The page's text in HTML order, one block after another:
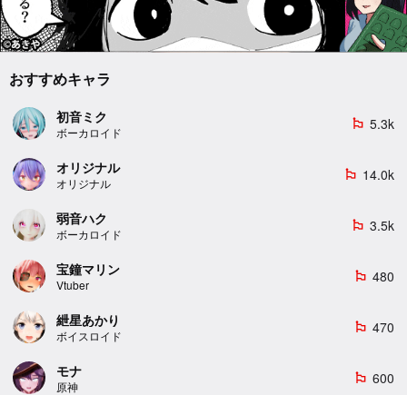
おすすめキャラ
初音ミク
ボーカロイド
emoji_flags 5.3k
オリジナル
オリジナル
emoji_flags 14.0k
弱音ハク
ボーカロイド
emoji_flags 3.5k
宝鐘マリン
Vtuber
emoji_flags 480
紲星あかり
ボイスロイド
emoji_flags 470
モナ
原神
emoji_flags 600